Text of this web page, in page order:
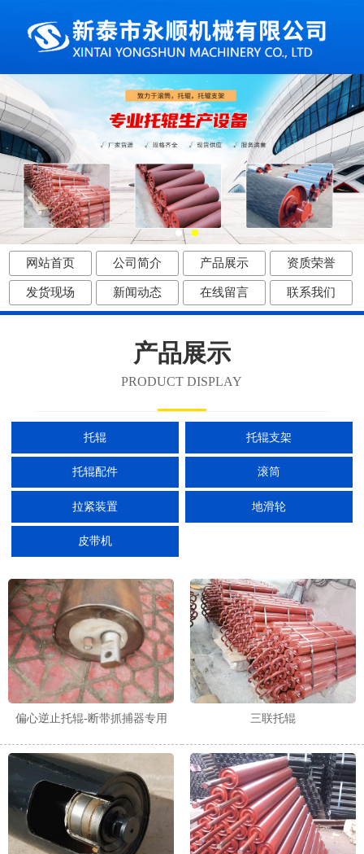
2
网站首页 公司简介 产品展示 资质荣誉
发货现场 新闻动态 在线留言 联系我们
产品展示
PRODUCT DISPLAY
托辊 托辊支架
托辊配件 滚筒
拉紧装置 地滑轮
皮带机
偏心逆止托辊-断带抓捕器专用 三联托辊